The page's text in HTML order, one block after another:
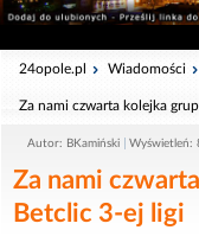
24opole.pl Wiadomości
Za nami czwarta kolejka
Autor: BKamiński Wyświetleń:
Za nami
Betclic 3-ej ligi